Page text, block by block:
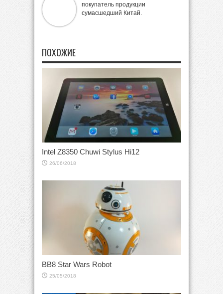
покупатель продукции
сумасшедший Китай.
ПОХОЖИЕ
Intel Z8350 Chuwi Stylus Hi12
26/06/2018
BB8 Star Wars Robot
25/05/2018